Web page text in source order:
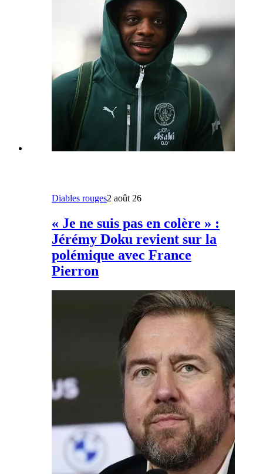
Diables rouges2 août 26
« Je ne suis pas en colère » :
Jérémy Doku revient sur la
polémique avec France
Pierron